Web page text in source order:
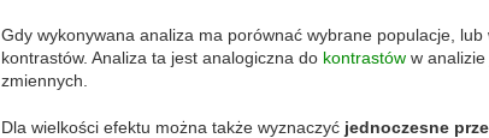
Gdy wykonywana analiza ma porównać wybrane populacje,
kontrastów. Analiza ta jest analogiczna do kontrastóww analizie
zmiennych.
Dla wielkości efektu można także wyznaczyć jednoczesne